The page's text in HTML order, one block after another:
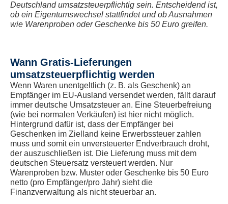
Deutschland umsatzsteuerpflichtig sein. Entscheidend ist,
ob ein Eigentumswechsel stattfindet und ob Ausnahmen
wie Warenproben oder Geschenke bis 50 Euro greifen.
Wann Gratis-Lieferungen
umsatzsteuerpflichtig werden
Wenn Waren unentgeltlich (z. B. als Geschenk) an
Empfänger im EU-Ausland versendet werden, fällt darauf
immer deutsche Umsatzsteuer an. Eine Steuerbefreiung
(wie bei normalen Verkäufen) ist hier nicht möglich.
Hintergrund dafür ist, dass der Empfänger bei
Geschenken im Zielland keine Erwerbssteuer zahlen
muss und somit ein unversteuerter Endverbrauch droht,
der auszuschließen ist. Die Lieferung muss mit dem
deutschen Steuersatz versteuert werden. Nur
Warenproben bzw. Muster oder Geschenke bis 50 Euro
netto (pro Empfänger/pro Jahr) sieht die
Finanzverwaltung als nicht steuerbar an.